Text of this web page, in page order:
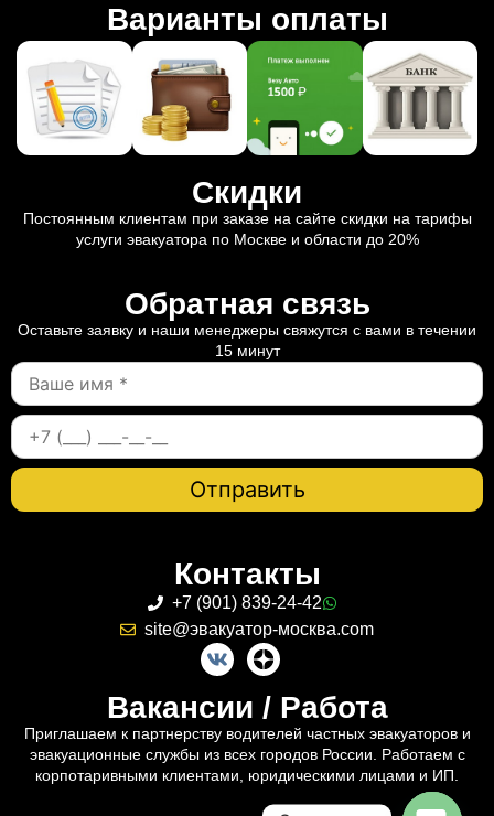
Варианты оплаты
Скидки
Постоянным клиентам при заказе на сайте скидки на тарифы
услуги эвакуатора по Москве и области до 20%
Обратная связь
Оставьте заявку и наши менеджеры свяжутся с вами в течении
15 минут
Контакты
+7 (901) 839-24-42
site@эвакуатор-москва.com
Вакансии / Работа
Приглашаем к партнерству водителей частных эвакуаторов и
эвакуационные службы из всех городов России. Работаем с
корпотаривными клиентами, юридическими лицами и ИП.